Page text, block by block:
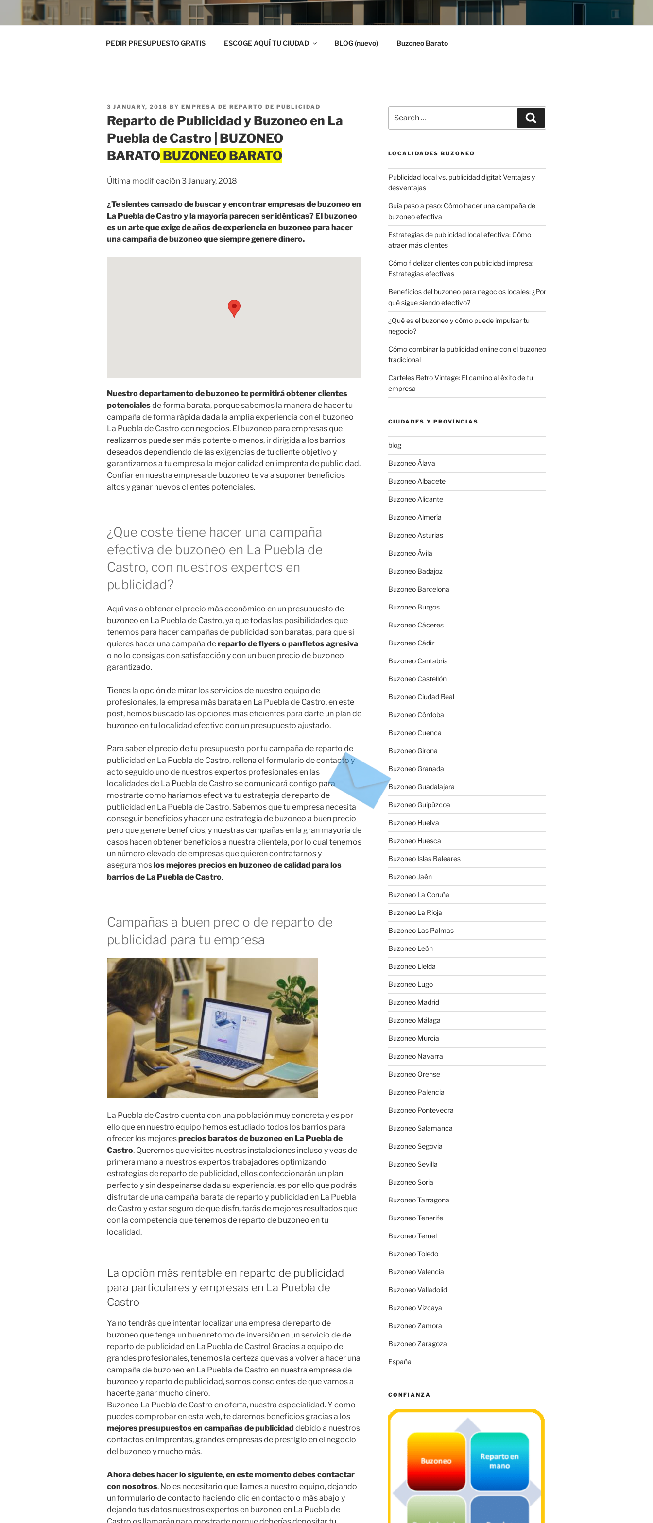
PEDIR PRESUPUESTO GRATIS ESCOGE AQUÍ TU CIUDAD BLOG (nuevo) Buzoneo Barato
POSTED
ON
3 JANUARY, 2018 BY EMPRESA DE REPARTO DE PUBLICIDAD
Reparto de Publicidad y Buzoneo en La
Puebla de Castro | BUZONEO
BARATO
Última modificación 3 January, 2018
¿Te sientes cansado de buscar y encontrar empresas de buzoneo en
La Puebla de Castro y la mayoría parecen ser idénticas? El buzoneo
es un arte que exige de años de experiencia en buzoneo para hacer
una campaña de buzoneo que siempre genere dinero.
Nuestro departamento de buzoneo te permitirá obtener clientes
potencialesde forma barata, porque sabemos la manera de hacer tu
campaña de forma rápida dada la amplia experiencia con el buzoneo
La Puebla de Castro con negocios. El buzoneo para empresas que
realizamos puede ser más potente o menos, ir dirigida a los barrios
deseados dependiendo de las exigencias de tu cliente objetivo y
garantizamos a tu empresa la mejor calidad en imprenta de publicidad.
Confiar en nuestra empresa de buzoneo te va a suponer beneficios
altos y ganar nuevos clientes potenciales.
¿Que coste tiene hacer una campaña
efectiva de buzoneo en La Puebla de
Castro, con nuestros expertos en
publicidad?
Aquí vas a obtener el precio más económico en un presupuesto de
buzoneo en La Puebla de Castro, ya que todas las posibilidades que
tenemos para hacer campañas de publicidad son baratas, para que si
quieres hacer una campaña dereparto de flyers o panfletos agresiva
o no lo consigas con satisfacción y con un buen precio de buzoneo
garantizado.
Tienes la opción de mirar los servicios de nuestro equipo de
profesionales, la empresa más barata en La Puebla de Castro, en este
post, hemos buscado las opciones más eficientes para darte un plan de
buzoneo en tu localidad efectivo con un presupuesto ajustado.
Para saber el precio de tu presupuesto por tu campaña de reparto de
publicidad en La Puebla de Castro, rellena el formulario de contacto y
acto seguido uno de nuestros expertos profesionales en las
localidades de La Puebla de Castro se comunicará contigo para
mostrarte como haríamos efectiva tu estrategia de reparto de
publicidad en La Puebla de Castro. Sabemos que tu empresa necesita
conseguir beneficios y hacer una estrategia de buzoneo a buen precio
pero que genere beneficios, y nuestras campañas en la gran mayoría de
casos hacen obtener beneficios a nuestra clientela, por lo cual tenemos
un número elevado de empresas que quieren contratarnos y
aseguramoslos mejores precios en buzoneo de calidad para los
barrios de La Puebla de Castro.
Campañas a buen precio de reparto de
publicidad para tu empresa
La Puebla de Castro cuenta con una población muy concreta y es por
ello que en nuestro equipo hemos estudiado todos los barrios para
ofrecer los mejoresprecios baratos de buzoneo en La Puebla de
Castro. Queremos que visites nuestras instalaciones incluso y veas de
primera mano a nuestros expertos trabajadores optimizando
estrategias de reparto de publicidad, ellos confeccionarán un plan
perfecto y sin despeinarse dada su experiencia, es por ello que podrás
disfrutar de una campaña barata de reparto y publicidad en La Puebla
de Castro y estar seguro de que disfrutarás de mejores resultados que
con la competencia que tenemos de reparto de buzoneo en tu
localidad.
La opción más rentable en reparto de publicidad
para particulares y empresas en La Puebla de
Castro
Ya no tendrás que intentar localizar una empresa de reparto de
buzoneo que tenga un buen retorno de inversión en un servicio de de
reparto de publicidad en La Puebla de Castro! Gracias a equipo de
grandes profesionales, tenemos la certeza que vas a volver a hacer una
campaña de buzoneo en La Puebla de Castro en nuestra empresa de
buzoneo y reparto de publicidad, somos conscientes de que vamos a
hacerte ganar mucho dinero.
Buzoneo La Puebla de Castro en oferta, nuestra especialidad. Y como
puedes comprobar en esta web, te daremos beneficios gracias a los
mejores presupuestos en campañas de publicidad debido a nuestros
contactos en imprentas, grandes empresas de prestigio en el negocio
del buzoneo y mucho más.
Ahora debes hacer lo siguiente, en este momento debes contactar
con nosotros. No es necesitario que llames a nuestro equipo, dejando
un formulario de contacto haciendo clic en contacto o más abajo y
dejando tus datos nuestros expertos en buzoneo en La Puebla de
for:
LOCALIDADES BUZONEO
Publicidad local vs. publicidad digital: Ventajas y
desventajas
Guía paso a paso: Cómo hacer una campaña de
buzoneo efectiva
Estrategias de publicidad local efectiva: Cómo
atraer más clientes
Cómo fidelizar clientes con publicidad impresa:
Estrategias efectivas
Beneficios del buzoneo para negocios locales: ¿Por
qué sigue siendo efectivo?
¿Qué es el buzoneo y cómo puede impulsar tu
negocio?
Cómo combinar la publicidad online con el buzoneo
tradicional
Carteles Retro Vintage: El camino al éxito de tu
empresa
CIUDADES Y PROVÍNCIAS
blog
Buzoneo Álava
Buzoneo Albacete
Buzoneo Alicante
Buzoneo Almería
Buzoneo Asturias
Buzoneo Ávila
Buzoneo Badajoz
Buzoneo Barcelona
Buzoneo Burgos
Buzoneo Cáceres
Buzoneo Cádiz
Buzoneo Cantabria
Buzoneo Castellón
Buzoneo Ciudad Real
Buzoneo Córdoba
Buzoneo Cuenca
Buzoneo Girona
Buzoneo Granada
Buzoneo Guadalajara
Buzoneo Guipúzcoa
Buzoneo Huelva
Buzoneo Huesca
Buzoneo Islas Baleares
Buzoneo Jaén
Buzoneo La Coruña
Buzoneo La Rioja
Buzoneo Las Palmas
Buzoneo León
Buzoneo Lleida
Buzoneo Lugo
Buzoneo Madrid
Buzoneo Málaga
Buzoneo Murcia
Buzoneo Navarra
Buzoneo Orense
Buzoneo Palencia
Buzoneo Pontevedra
Buzoneo Salamanca
Buzoneo Segovia
Buzoneo Sevilla
Buzoneo Soria
Buzoneo Tarragona
Buzoneo Tenerife
Buzoneo Teruel
Buzoneo Toledo
Buzoneo Valencia
Buzoneo Valladolid
Buzoneo Vizcaya
Buzoneo Zamora
Buzoneo Zaragoza
España
CONFIANZA